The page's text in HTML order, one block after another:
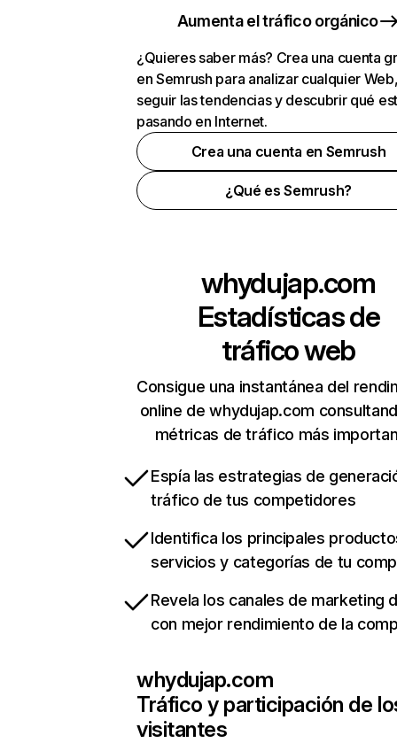
Aumenta el tráfico orgánico
¿Quieres saber más? Crea una cuenta
en Semrush para analizar cualquier
seguir las tendencias y descubrir qué
pasando en Internet.
Crea una cuenta en Semrush
¿Qué es Semrush?
whydujap.com
Estadísticas de
tráfico web
Consigue una instantánea del
online de whydujap.com
métricas de tráfico más
Espía las estrategias de
tráfico de tus competidores
Identifica los principales
servicios y categorías de tu
Revela los canales de marketing
con mejor rendimiento de la
whydujap.com
Tráfico y participación de
visitantes